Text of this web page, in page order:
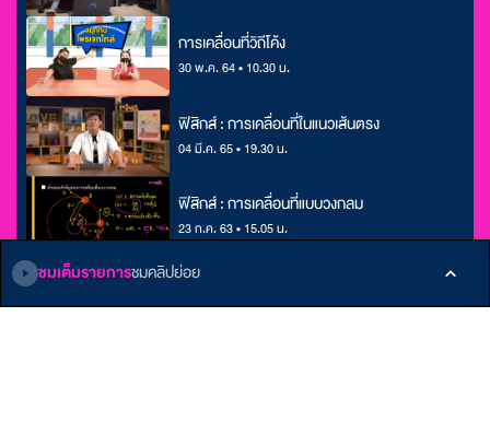
ชมเต็มรายการชมคลิปย่อย
การเคลื่อนที่วิถีโค้ง
30 พ.ค. 64 • 10.30 น.
ฟิสิกส์ : การเคลื่อนที่ในแนวเส้นตรง
04 มี.ค. 65 • 19.30 น.
ฟิสิกส์ : การเคลื่อนที่แบบวงกลม
23 ก.ค. 63 • 15.05 น.